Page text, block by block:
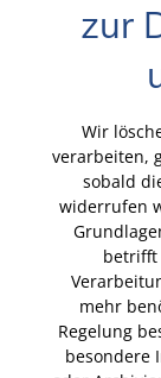
zur
Wir
verarbeiten,
sobald
widerrufen
betrifft
mehr
Regelung
besondere